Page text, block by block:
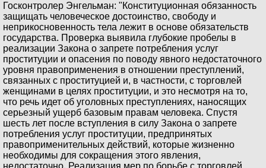
Госконтролер Энгельман: "Конституционная обязанность
защищать человеческое достоинство, свободу и
неприкосновенность тела лежит в основе обязательств
государства. Проверка выявила глубокие пробелы в
реализации Закона о запрете потребления услуг
проституции и опасения по поводу явного недостаточного
уровня правоприменения в отношении преступлений,
связанных с проституцией и, в частности, с торговлей
женщинами в целях проституции, и это несмотря на то,
что речь идет об уголовных преступлениях, наносящих
серьезный ущерб базовым правам человека. Спустя
шесть лет после вступления в силу Закона о запрете
потребления услуг проституции, предпринятых
правоприменительных действий, которые жизненно
необходимы для сокращения этого явления,
недостаточно. Реализация мер по борьбе с торговлей